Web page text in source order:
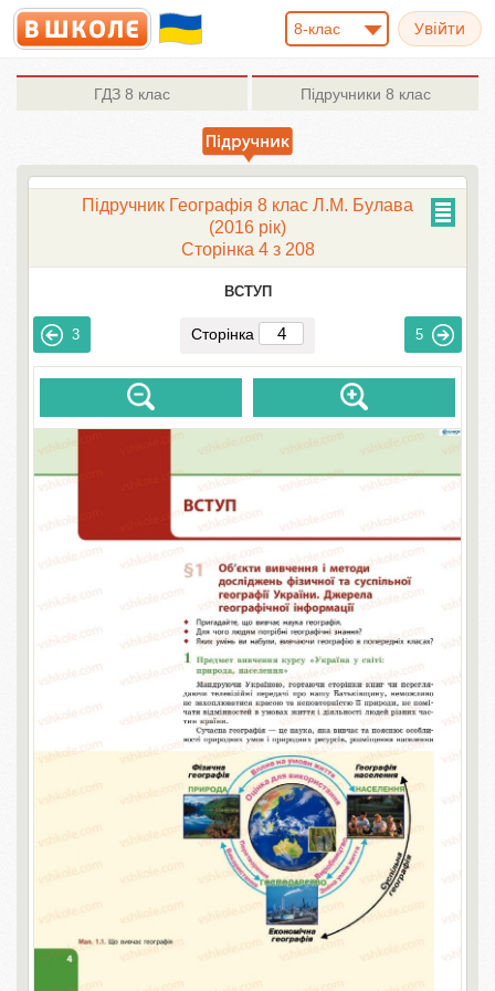
8-клас
ГДЗ 8 клас Підручники 8 клас
Підручник Географія 8 клас Л.М. Булава
(2016 рік)
Сторінка 4 з 208
ВСТУП
3 Сторінка 5